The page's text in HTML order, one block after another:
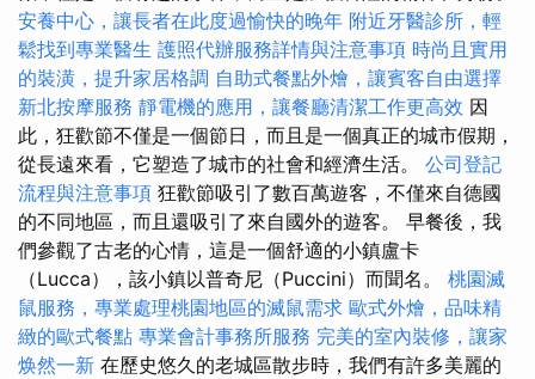
安養中心，讓長者在此度過愉快的晚年 附近牙醫診所，輕
鬆找到專業醫生 護照代辦服務詳情與注意事項 時尚且實用
的裝潢，提升家居格調 自助式餐點外燴，讓賓客自由選擇
新北按摩服務 靜電機的應用，讓餐廳清潔工作更高效 因
此，狂歡節不僅是一個節日，而且是一個真正的城市假期，
從長遠來看，它塑造了城市的社會和經濟生活。 公司登記
流程與注意事項 狂歡節吸引了數百萬遊客，不僅來自德國
的不同地區，而且還吸引了來自國外的遊客。 早餐後，我
們參觀了古老的心情，這是一個舒適的小鎮盧卡
（Lucca），該小鎮以普奇尼（Puccini）而聞名。 桃園滅
鼠服務，專業處理桃園地區的滅鼠需求 歐式外燴，品味精
緻的歐式餐點 專業會計事務所服務 完美的室內裝修，讓家
焕然一新 在歷史悠久的老城區散步時，我們有許多美麗的